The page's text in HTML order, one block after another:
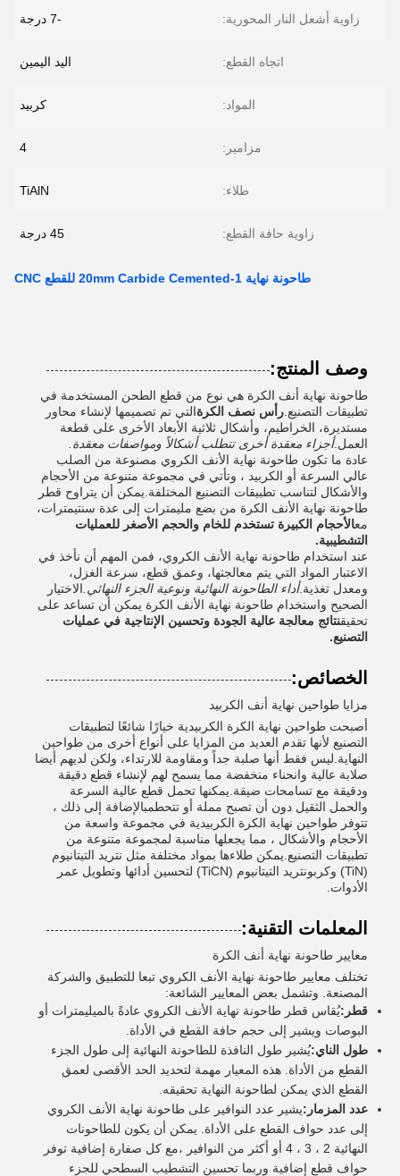
زاوية أشعل النار المحورية: -7 درجة
اتجاه القطع: اليد اليمين
المواد: كربيد
مزامير: 4
طلاء: TiAlN
زاوية حافة القطع: 45 درجة
طاحونة نهاية 1-20mm Carbide Cemented للقطع CNC
وصف المنتج:
طاحونة نهاية أنف الكرة هي نوع من قطع الطحن المستخدمة في
تطبيقات التصنيع. رأس نصف الكرةالتي تم تصميمها لإنشاء محاور
مستديرة، الخراطيم، وأشكال ثلاثية الأبعاد الأخرى على قطعة
العمل.أجزاء معقدة أخرى تتطلب أشكالاً ومواصفات معقدة.
عادة ما تكون طاحونة نهاية الأنف الكروي مصنوعة من الصلب
عالي السرعة أو الكربيد ، وتأتي في مجموعة متنوعة من الأحجام
والأشكال لتناسب تطبيقات التصنيع المختلفة.يمكن أن يتراوح قطر
طاحونة نهاية الأنف الكرة من بضع مليمترات إلى عدة سنتيمترات،
معالأحجام الكبيرة تستخدم للخام والحجم الأصغر للعمليات
التشطيبية.
عند استخدام طاحونة نهاية الأنف الكروي، فمن المهم أن نأخذ في
الاعتبار المواد التي يتم معالجتها، وعمق قطع، سرعة الغزل،
ومعدل تغذية.أداء الطاحونة النهائية ونوعية الجزء النهائي. الاختيار
الصحيح واستخدام طاحونة نهاية الأنف الكرة يمكن أن تساعد على
تحقيقنتائج معالجة عالية الجودة وتحسين الإنتاجية في عمليات
التصنيع.
الخصائص:
مزايا طواحين نهاية أنف الكربيد
أصبحت طواحين نهاية الكرة الكربيدية خيارًا شائعًا لتطبيقات
التصنيع لأنها تقدم العديد من المزايا على أنواع أخرى من طواحين
النهاية.ليس فقط أنها صلبة جداً ومقاومة للارتداء، ولكن لديهم أيضا
صلابة عالية وانحناء منخفضة مما يسمح لهم لإنشاء قطع دقيقة
ودقيقة مع تسامحات ضيقة.يمكنها تحمل قطع عالية السرعة
والحمل الثقيل دون أن تصبح مملة أو تتحطمبالإضافة إلى ذلك ،
تتوفر طواحين نهاية الكرة الكربيدية في مجموعة واسعة من
الأحجام والأشكال ، مما يجعلها مناسبة لمجموعة متنوعة من
تطبيقات التصنيع.يمكن طلاءها بمواد مختلفة مثل نتريد التيتانيوم
(TiN) وكربونتريد التيتانيوم (TiCN) لتحسين أدائها وتطويل عمر
الأدوات.
المعلمات التقنية:
معايير طاحونة نهاية أنف الكرة
تختلف معايير طاحونة نهاية الأنف الكروي تبعا للتطبيق والشركة
المصنعة. وتشمل بعض المعايير الشائعة:
قطر:يُقاس قطر طاحونة نهاية الأنف الكروي عادةً بالميليمترات أو
البوصات ويشير إلى حجم حافة القطع في الأداة.
طول الناي:يُشير طول النافذة للطاحونة النهائية إلى طول الجزء
القطع من الأداة. هذه المعيار مهمة لتحديد الحد الأقصى لعمق
القطع الذي يمكن لطاحونة النهاية تحقيقه.
عدد المزمار:يشير عدد النوافير على طاحونة نهاية الأنف الكروي
إلى عدد حواف القطع على الأداة. يمكن أن يكون للطاحونات
النهائية 2 ، 3 ، 4 أو أكثر من النوافير ،مع كل صفارة إضافية توفر
حواف قطع إضافية وربما تحسين التشطيب السطحي للجزء